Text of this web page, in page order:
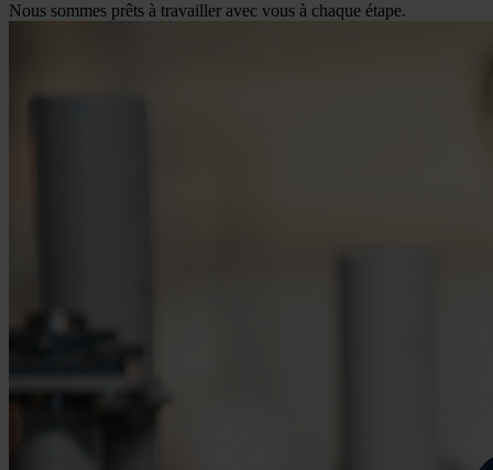
Nous sommes prêts à travailler avec vous à chaque étape.